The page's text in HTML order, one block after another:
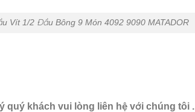
Vít 1/2 Đầu Bông 9 Món 4092 9090 MATADOR
quý khách vui lòng liên hệ với chúng tôi .